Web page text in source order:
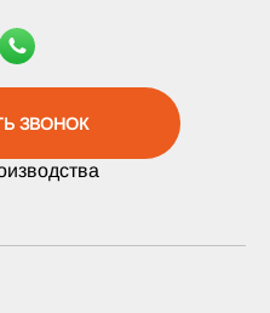
ЗВОНОК